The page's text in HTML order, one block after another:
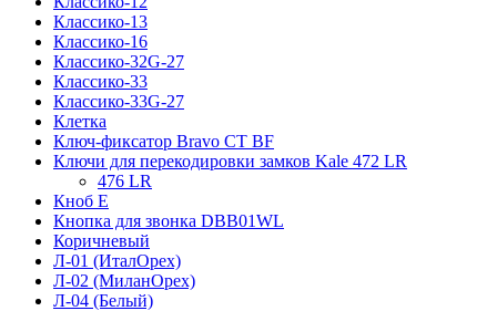
Классико-13
Классико-16
Классико-32G-27
Классико-33
Классико-33G-27
Клетка
Ключ-фиксатор Bravo СТ BF
Ключи для перекодировки замков Kale 472 LR
476 LR
Кноб Е
Кнопка для звонка DBB01WL
Коричневый
Л-01 (ИталОрех)
Л-02 (МиланОрех)
Л-04 (Белый)